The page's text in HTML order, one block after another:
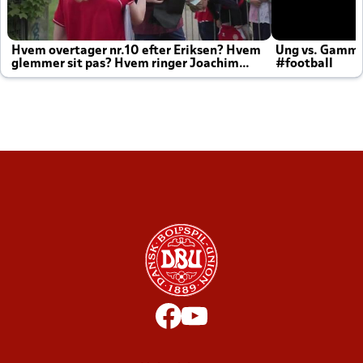
Hvem overtager nr.10 efter Eriksen? Hvem
glemmer sit pas? Hvem ringer Joachim
altid til efter kampe?
Ung vs.
#football